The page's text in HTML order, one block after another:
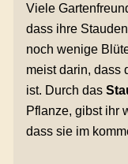
Viele
dass ihre
noch wenige
meist darin, dass
ist. Durch das
Pflanze, gibst ihr
dass sie im